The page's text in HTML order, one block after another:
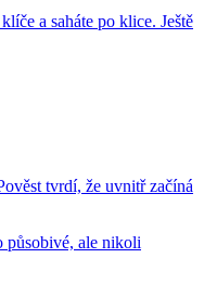
a saháte po klice. Ještě
tvrdí, že uvnitř začíná
působivé, ale nikoli